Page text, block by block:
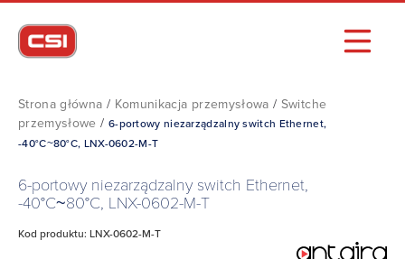
Strona główna / Komunikacja przemysłowa / Switche
przemysłowe / 6-portowy niezarządzalny switch Ethernet,
-40°C~80°C, LNX-0602-M-T
6-portowy niezarządzalny switch Ethernet,
-40°C~80°C, LNX-0602-M-T
Kod produktu: LNX-0602-M-T